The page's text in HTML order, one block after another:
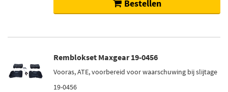
Bestellen
Remblokset Maxgear 19-0456
Vooras, ATE, voorbereid voor waarschuwing bij slijtage
19-0456